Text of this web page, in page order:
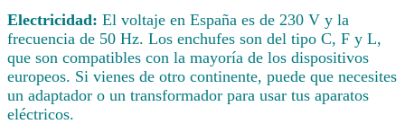
Electricidad: El voltaje en España es de 230 V y la
frecuencia de 50 Hz. Los enchufes son del tipo C, F y L,
que son compatibles con la mayoría de los dispositivos
europeos. Si vienes de otro continente, puede que necesites
un adaptador o un transformador para usar tus aparatos
eléctricos.